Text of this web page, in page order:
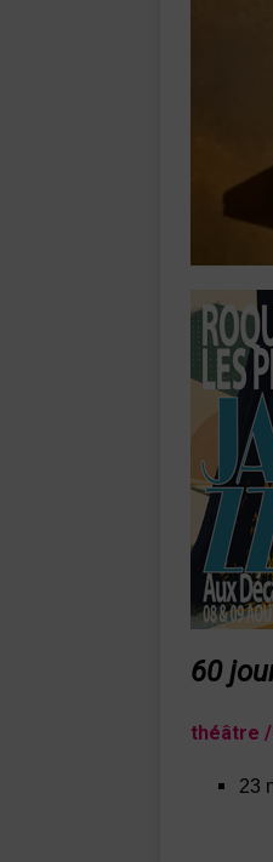
60
théâtre
23